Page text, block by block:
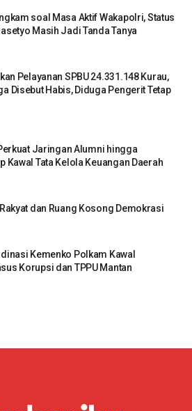
soal Masa Aktif Wakapolri, Status
Masih Jadi Tanda Tanya
Pelayanan SPBU 24.331.148 Kurau,
Disebut Habis, Diduga Pengerit Tetap
Jaringan Alumni hingga
Kawal Tata Kelola Keuangan Daerah
dan Ruang Kosong Demokrasi
Kemenko Polkam Kawal
Korupsi dan TPPU Mantan